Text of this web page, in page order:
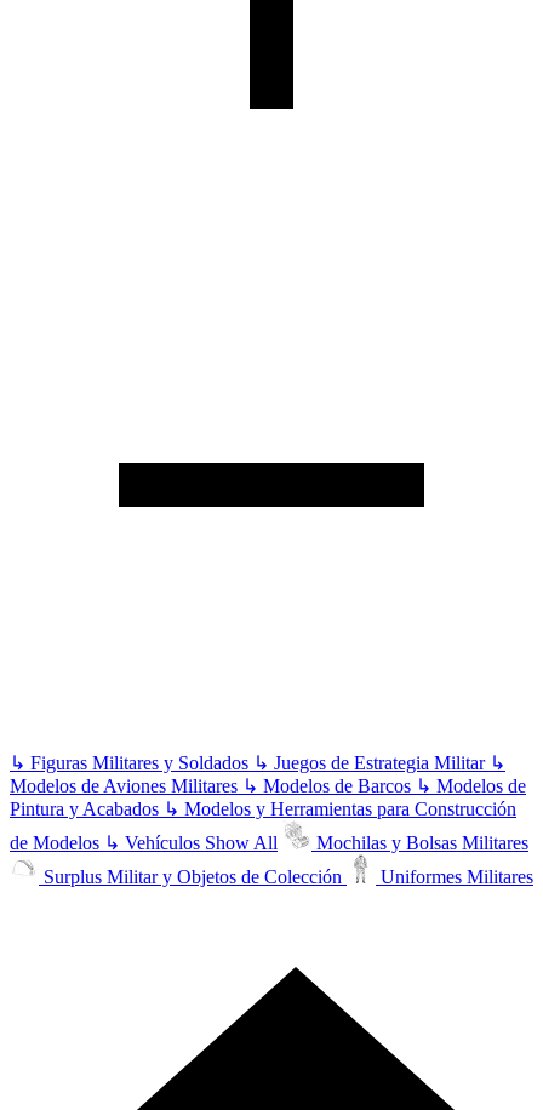
↳ Figuras Militares y Soldados ↳ Juegos de Estrategia Militar ↳
Modelos de Aviones Militares ↳ Modelos de Barcos ↳ Modelos de
Pintura y Acabados ↳ Modelos y Herramientas para Construcción
de Modelos ↳ Vehículos Show All
Mochilas y Bolsas Militares
Surplus Militar y Objetos de Colección
Uniformes Militares